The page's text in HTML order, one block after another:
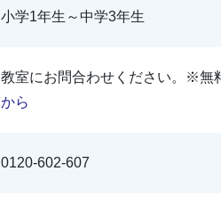
小学1年生～中学3年生
教室にお問合わせください。※無
から
0120-602-607